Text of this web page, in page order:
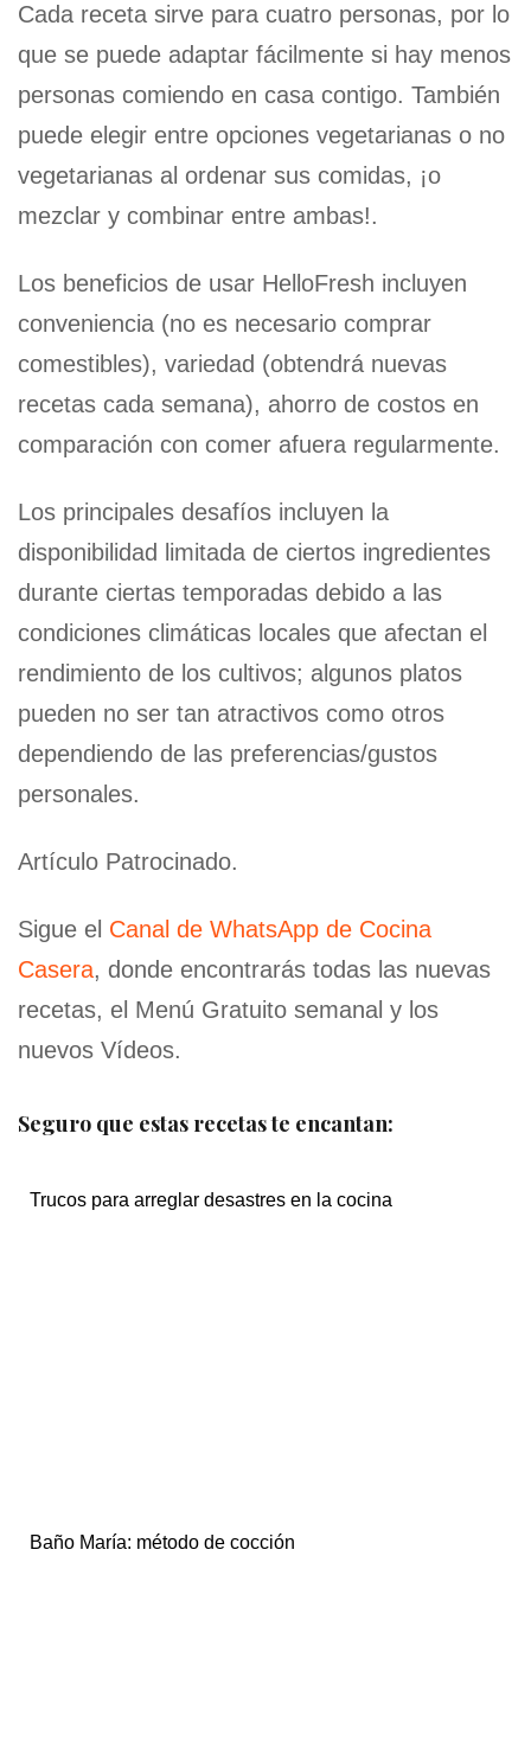
Cada receta sirve para cuatro personas, por lo
que se puede adaptar fácilmente si hay menos
personas comiendo en casa contigo. También
puede elegir entre opciones vegetarianas o no
vegetarianas al ordenar sus comidas, ¡o
mezclar y combinar entre ambas!.
Los beneficios de usar HelloFresh incluyen
conveniencia (no es necesario comprar
comestibles), variedad (obtendrá nuevas
recetas cada semana), ahorro de costos en
comparación con comer afuera regularmente.
Los principales desafíos incluyen la
disponibilidad limitada de ciertos ingredientes
durante ciertas temporadas debido a las
condiciones climáticas locales que afectan el
rendimiento de los cultivos; algunos platos
pueden no ser tan atractivos como otros
dependiendo de las preferencias/gustos
personales.
Artículo Patrocinado.
Sigue el Canal de WhatsApp de Cocina
Casera, donde encontrarás todas las nuevas
recetas, el Menú Gratuito semanal y los
nuevos Vídeos.
Seguro que estas recetas te encantan:
Trucos para arreglar desastres en la cocina
Baño María: método de cocción